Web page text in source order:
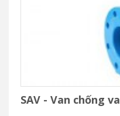
SAV - Van chống va